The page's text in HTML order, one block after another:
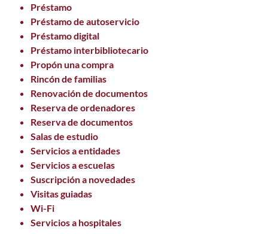
Préstamo
Préstamo de autoservicio
Préstamo digital
Préstamo interbibliotecario
Propón una compra
Rincón de familias
Renovación de documentos
Reserva de ordenadores
Reserva de documentos
Salas de estudio
Servicios a entidades
Servicios a escuelas
Suscripción a novedades
Visitas guiadas
Wi-Fi
Servicios a hospitales